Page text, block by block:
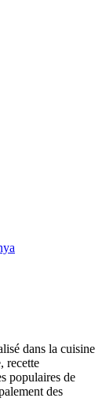
dans la cuisine
recette
populaires de
des